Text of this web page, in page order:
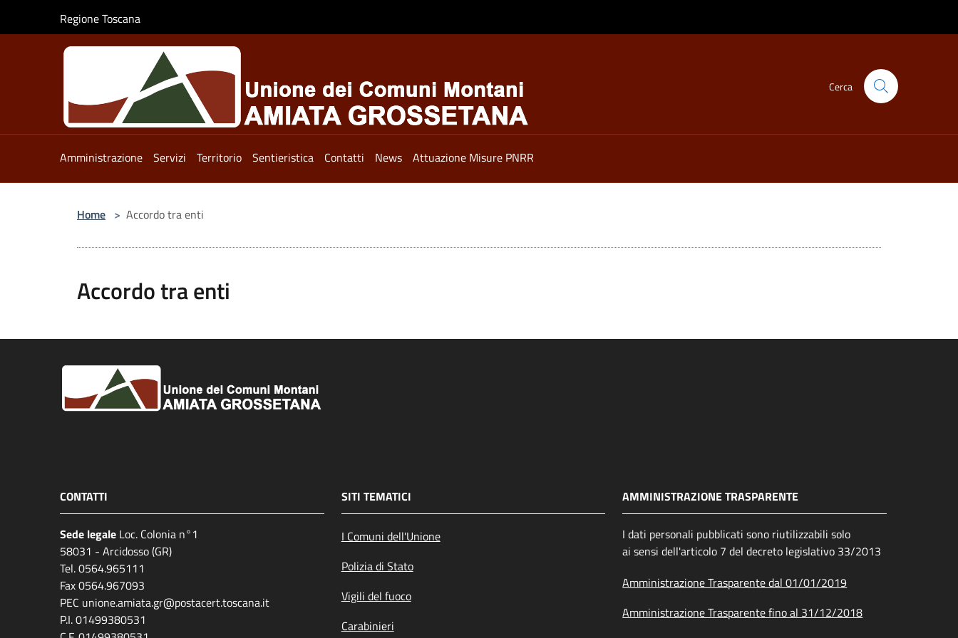
Regione Toscana
Cerca
Amministrazione Servizi Territorio Sentieristica Contatti News Attuazione Misure PNRR
Home > Accordo tra enti
Accordo tra enti
CONTATTI
Sede legale Loc. Colonia n°1
58031 - Arcidosso (GR)
Tel. 0564.965111
Fax 0564.967093
PEC unione.amiata.gr@postacert.toscana.it
P.I. 01499380531
SITI TEMATICI
I Comuni dell'Unione
Polizia di Stato
Vigili del fuoco
Carabinieri
AMMINISTRAZIONE TRASPARENTE
I dati personali pubblicati sono riutilizzabili solo
ai sensi dell'articolo 7 del decreto legislativo 33/2013
Amministrazione Trasparente dal 01/01/2019
Amministrazione Trasparente fino al 31/12/2018